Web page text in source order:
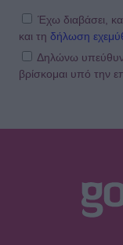
Έχω διαβάσει,
και τη δήλωση
Δηλώνω
βρίσκομαι υπό την